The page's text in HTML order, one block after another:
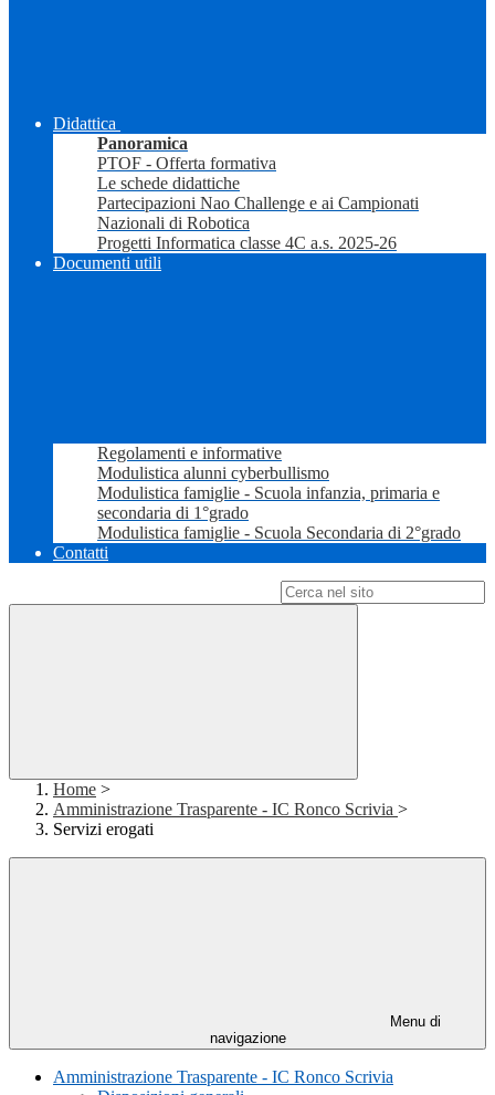
Didattica
Panoramica
PTOF - Offerta formativa
Le schede didattiche
Partecipazioni Nao Challenge e ai Campionati
Nazionali di Robotica
Progetti Informatica classe 4C a.s. 2025-26
Documenti utili
Regolamenti e informative
Modulistica alunni cyberbullismo
Modulistica famiglie - Scuola infanzia, primaria e
secondaria di 1°grado
Modulistica famiglie - Scuola Secondaria di 2°grado
Contatti
Home >
Amministrazione Trasparente - IC Ronco Scrivia >
Servizi erogati
Menu di
navigazione
Amministrazione Trasparente - IC Ronco Scrivia